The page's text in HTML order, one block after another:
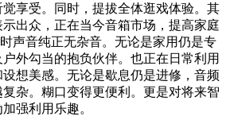
享受。同时，提拔全体逛戏体验。其
出众，正在当今音箱市场，提高家庭
声音纯正无杂音。无论是家用仍是专
外勾当的抱负伙伴。也正在日常利用
想美感。无论是歇息仍是进修，音频
杂。糊口变得更便利。更是对将来智
强利用乐趣。